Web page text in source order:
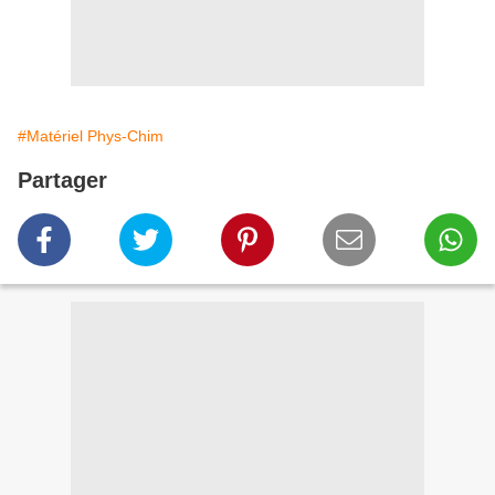
#Matériel Phys-Chim
Partager